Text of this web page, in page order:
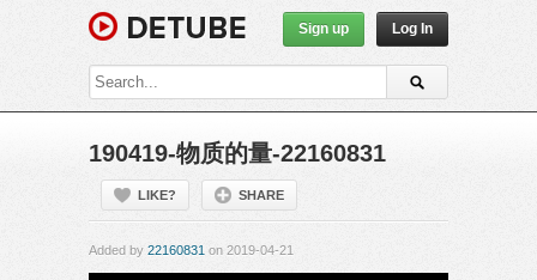
Sign up Log In
190419-物质的量-22160831
LIKE? SHARE
Added by 22160831 on 2019-04-21